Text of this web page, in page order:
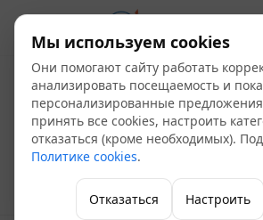
Бак для
Flamco Flexcon
л., PN6 DN 1"
Мембранные баки
Мы используем cookies
Они помогают сайту работать
анализировать посещаемость и
персонализированные
принять все cookies, настроить
отказаться (кроме необходимых).
Политике cookies.
Отказаться Настроить